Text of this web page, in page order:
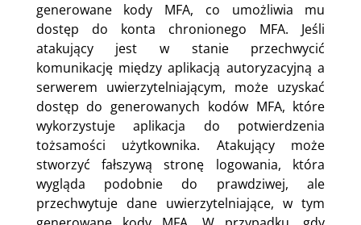
generowane kody MFA, co umożliwia mu
dostęp do konta chronionego MFA. Jeśli
atakujący jest w stanie przechwycić
komunikację między aplikacją autoryzacyjną a
serwerem uwierzytelniającym, może uzyskać
dostęp do generowanych kodów MFA, które
wykorzystuje aplikacja do potwierdzenia
tożsamości użytkownika. Atakujący może
stworzyć fałszywą stronę logowania, która
wygląda podobnie do prawdziwej, ale
przechwytuje dane uwierzytelniające, w tym